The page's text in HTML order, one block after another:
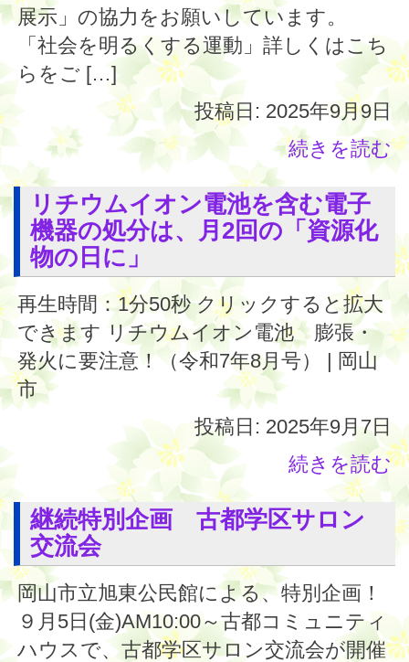
展示」の協力をお願いしています。
「社会を明るくする運動」詳しくはこち
らをご […]
投稿日: 2025年9月9日
続きを読む
リチウムイオン電池を含む電子
機器の処分は、月2回の「資源化
物の日に」
再生時間：1分50秒 クリックすると拡大
できます リチウムイオン電池 膨張・
発火に要注意！（令和7年8月号） | 岡山
市
投稿日: 2025年9月7日
続きを読む
継続特別企画 古都学区サロン
交流会
岡山市立旭東公民館による、特別企画！
９月5日(金)AM10:00～古都コミュニティ
ハウスで、古都学区サロン交流会が開催